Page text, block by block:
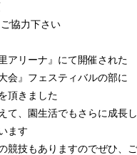
協力下さい
アリーナ』にて開催された
会』フェスティバルの部に
頂きました
て、園生活でもさらに成長
ます
競技もありますのでぜひ、